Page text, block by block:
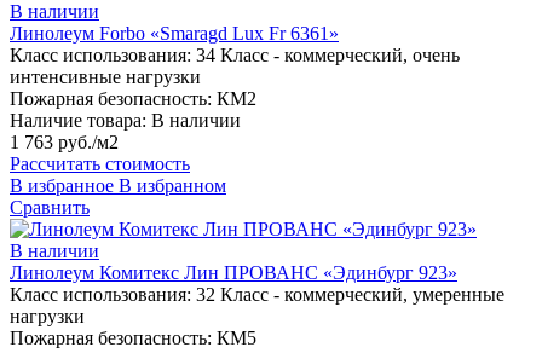
В наличии
Линолеум Forbo «Smaragd Lux Fr 6361»
Класс использования: 34 Класс - коммерческий, очень
интенсивные нагрузки
Пожарная безопасность: КМ2
Наличие товара: В наличии
1 763 руб./м2
Рассчитать стоимость
В избранное В избранном
Сравнить
В наличии
Линолеум Комитекс Лин ПРОВАНС «Эдинбург 923»
Класс использования: 32 Класс - коммерческий, умеренные
нагрузки
Пожарная безопасность: КМ5